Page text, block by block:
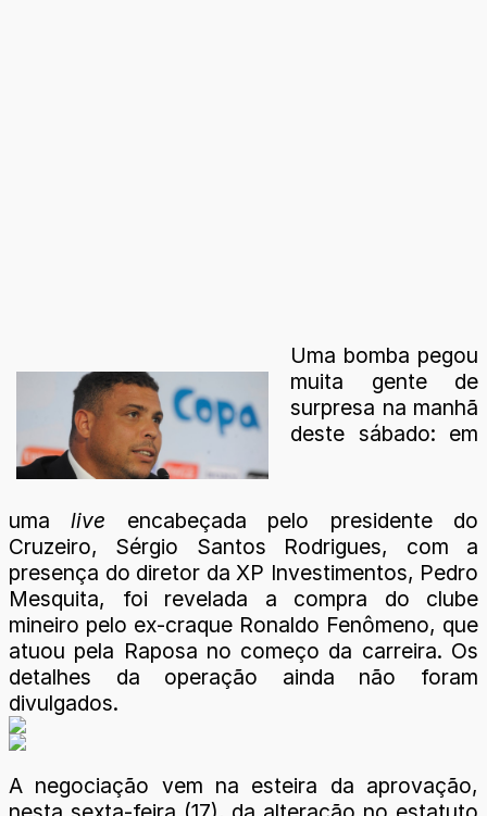
Uma bomba pegou
muita gente de
surpresa na manhã
deste sábado: em
uma live encabeçada pelo presidente do
Cruzeiro, Sérgio Santos Rodrigues, com a
presença do diretor da XP Investimentos, Pedro
Mesquita, foi revelada a compra do clube
mineiro pelo ex-craque Ronaldo Fenômeno, que
atuou pela Raposa no começo da carreira. Os
detalhes da operação ainda não foram
divulgados.
A negociação vem na esteira da aprovação,